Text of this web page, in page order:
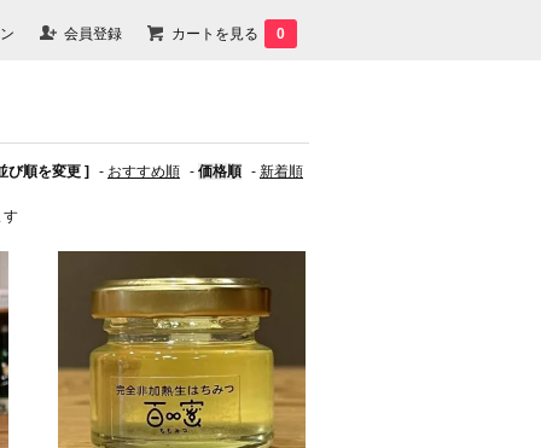
会員登録 カートを見る 0
び順を変更 ] - おすすめ順 - 価格順 - 新着順
す